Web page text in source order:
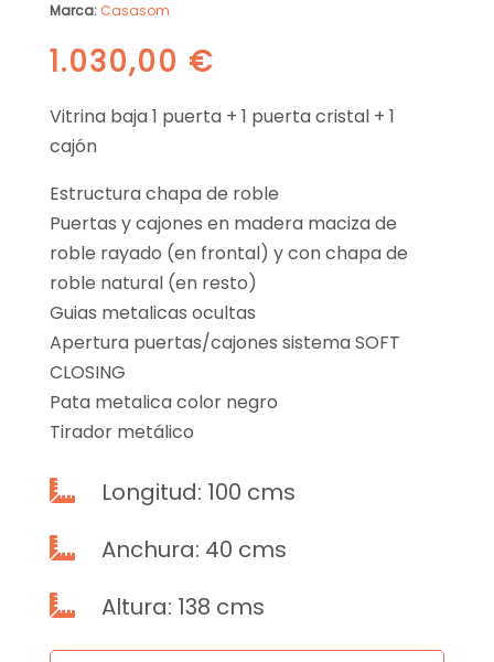
Marca: Casasom
1.030,00 €
Vitrina baja 1 puerta + 1 puerta cristal + 1
cajón
Estructura chapa de roble
Puertas y cajones en madera maciza de
roble rayado (en frontal) y con chapa de
roble natural (en resto)
Guias metalicas ocultas
Apertura puertas/cajones sistema SOFT
CLOSING
Pata metalica color negro
Tirador metálico
 Longitud: 100 cms
 Anchura: 40 cms
 Altura: 138 cms